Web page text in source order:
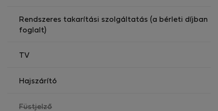
Rendszeres takarítási szolgáltatás (a bérleti díjban
foglalt)
TV
Hajszárító
Füstjelző,